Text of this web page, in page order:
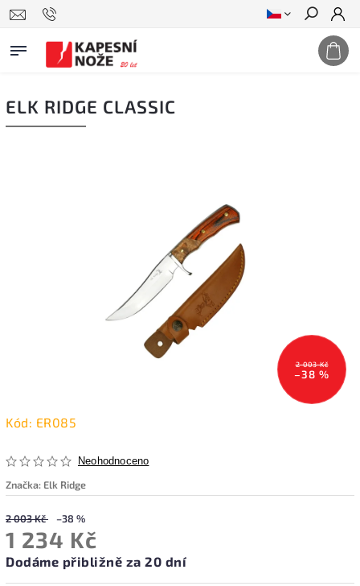
Hledat
ELK RIDGE CLASSIC
2 003 Kč
–38 %
Kód: ER085
Neohodnoceno
Značka: Elk Ridge
2 003 Kč –38 %
1 234 Kč
Dodáme přibližně za 20 dní